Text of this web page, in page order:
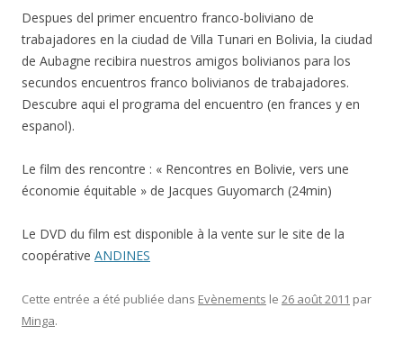
Despues del primer encuentro franco-boliviano de
trabajadores en la ciudad de Villa Tunari en Bolivia, la ciudad
de Aubagne recibira nuestros amigos bolivianos para los
secundos encuentros franco bolivianos de trabajadores.
Descubre aqui el programa del encuentro (en frances y en
espanol).
Le film des rencontre : « Rencontres en Bolivie, vers une
économie équitable » de Jacques Guyomarch (24min)
Le DVD du film est disponible à la vente sur le site de la
coopérative ANDINES
Cette entrée a été publiée dans Evènements le 26 août 2011 par
Minga.